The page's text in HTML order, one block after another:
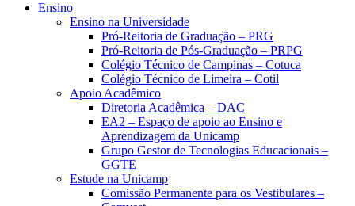
Ensino
Ensino na Universidade
Pró-Reitoria de Graduação – PRG
Pró-Reitoria de Pós-Graduação – PRPG
Colégio Técnico de Campinas – Cotuca
Colégio Técnico de Limeira – Cotil
Apoio Acadêmico
Diretoria Acadêmica – DAC
EA2 – Espaço de apoio ao Ensino e
Aprendizagem da Unicamp
Grupo Gestor de Tecnologias Educacionais –
GGTE
Estude na Unicamp
Comissão Permanente para os Vestibulares –